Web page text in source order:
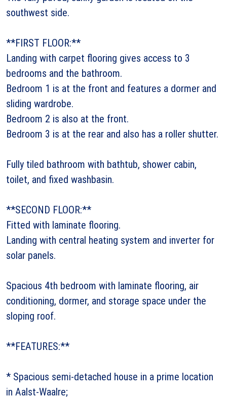
southwest side.
**FIRST FLOOR:**
Landing with carpet flooring gives access to 3
bedrooms and the bathroom.
Bedroom 1 is at the front and features a dormer and
sliding wardrobe.
Bedroom 2 is also at the front.
Bedroom 3 is at the rear and also has a roller shutter.
Fully tiled bathroom with bathtub, shower cabin,
toilet, and fixed washbasin.
**SECOND FLOOR:**
Fitted with laminate flooring.
Landing with central heating system and inverter for
solar panels.
Spacious 4th bedroom with laminate flooring, air
conditioning, dormer, and storage space under the
sloping roof.
**FEATURES:**
* Spacious semi-detached house in a prime location
in Aalst-Waalre;